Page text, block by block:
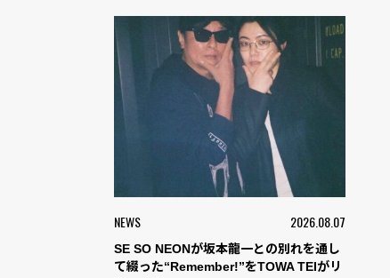
NEWS 2026.08.07
SE SO NEONが坂本龍一との別れを通し
て綴った“Remember!”をTOWA TEIがリ